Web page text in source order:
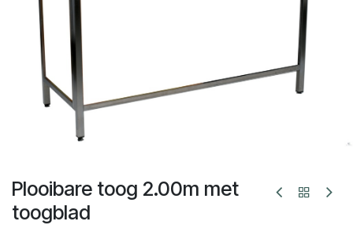
Plooibare toog 2.00m met
toogblad